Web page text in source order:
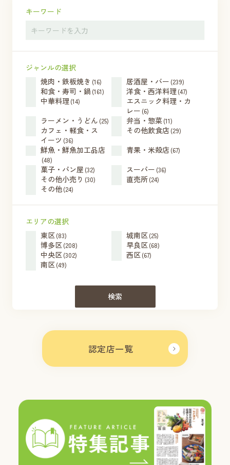
認定店一覧
キーワード
ジャンルの選択
焼肉・鉄板焼き (16) 居酒屋・バー (239)
和食・寿司・鍋 (161) 洋食・西洋料理 (47)
中華料理 (14)
エスニック料理・カ
レー (6)
ラーメン・うどん (25) 弁当・惣菜(11)
カフェ・軽食・ス
イーツ (36)
その他飲食店(29)
鮮魚・鮮魚加工品店
(48)
青果・米殻店(67)
菓子・パン屋 (32) スーパー (36)
その他小売り (30) 直売所(24)
その他(24)
エリアの選択
東区(83) 城南区(25)
博多区(208) 早良区(68)
中央区(302) 西区(67)
南区(49)
検索